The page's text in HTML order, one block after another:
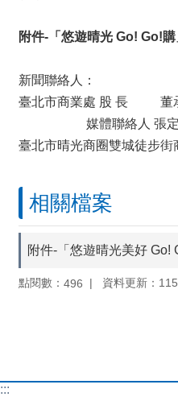
附件-「悠遊晴光 Go! Go!
新聞聯絡人：
臺北市商業處 股 長 董承
媒體聯絡人 張定天
臺北市晴光商圈雙城徒步
相關檔案
附件-「悠遊晴光美好 Go!
點閱數： 496 資料更新：
:::